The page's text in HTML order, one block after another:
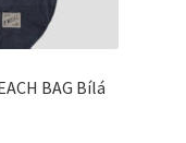
BAG Bílá